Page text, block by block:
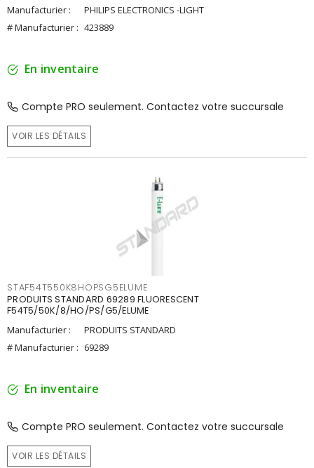
Manufacturier :
PHILIPS ELECTRONICS -LIGHT
# Manufacturier : 423889
En inventaire
Compte PRO seulement. Contactez votre succursale
VOIR LES DÉTAILS
STAF54T550K8HOPSG5ELUME
PRODUITS STANDARD 69289 FLUORESCENT
F54T5/50K/8/HO/PS/G5/ELUME
Manufacturier :
PRODUITS STANDARD
# Manufacturier : 69289
En inventaire
Compte PRO seulement. Contactez votre succursale
VOIR LES DÉTAILS